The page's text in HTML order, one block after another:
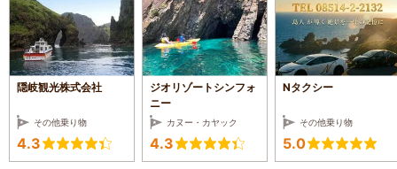
隠岐観光株式会社
その他乗り物
4.3
ジオリゾートシンフォ
ニー
カヌー・カヤック
4.3
Nタクシー
その他乗り物
5.0